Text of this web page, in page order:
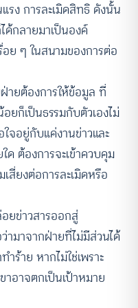
รง การละเมิดสิทธิ ดังนั้น
ด้กลายมาเป็นองค์
ย ๆ ในสนามของการต่อ
ายต้องการให้ข้อมูล ที่
ก็เป็นธรรมกับตัวเองไม่
จอยู่กับแค่งานข่าวและ
ด ต้องการจะเข้าควบคุม
สี่ยงต่อการละเมิดหรือ
ยข่าวสารออกสู่
ามาจากฝ่ายที่ไม่มีส่วนได้
ร้าย หากไม่ใช่เพราะ
อาจตกเป็นเป้าหมาย